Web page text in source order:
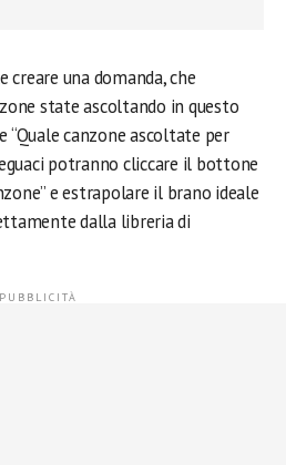
una domanda, che
state ascoltando in questo
canzone ascoltate per
potranno cliccare il bottone
e estrapolare il brano ideale
dalla libreria di